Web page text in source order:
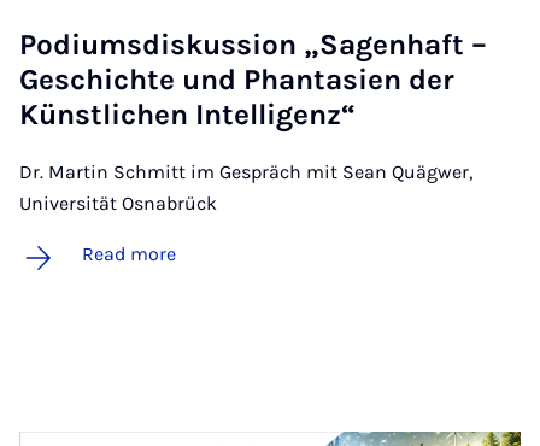
Po­di­ums­diskus­sion „Sagen­haft –
Geschichte und Phant­as­i­en der
Künst­lichen In­tel­li­genz“
Dr. Martin Schmitt im Gespräch mit Sean Quägwer,
Universität Osnabrück
Read more